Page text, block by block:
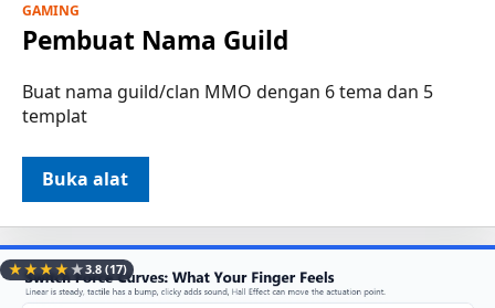
GAMING
Pembuat Nama Guild
Buat nama guild/clan MMO dengan 6 tema dan 5
templat
Buka alat
★★★★★3.8(17)